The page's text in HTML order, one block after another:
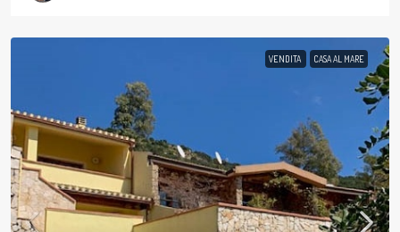
VENDITA CASA AL MARE